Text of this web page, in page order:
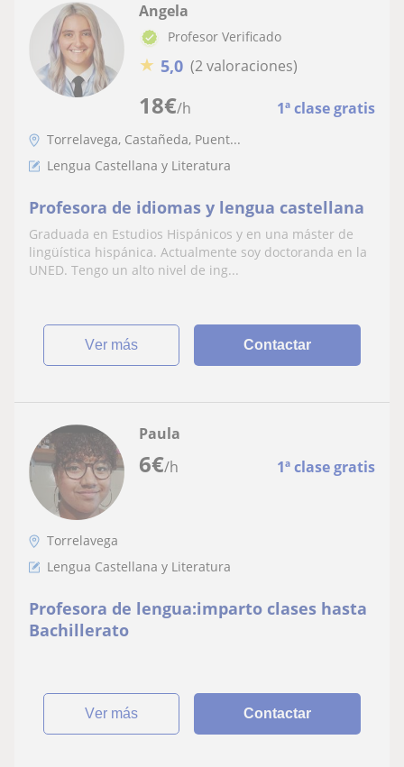
18€/h 1ª clase gratis
Angela
Profesor Verificado
★ 5,0 (2 valoraciones)
Torrelavega, Castañeda, Puent...
Lengua Castellana y Literatura
Profesora de idiomas y lengua castellana
Graduada en Estudios Hispánicos y en una máster de
lingüística hispánica. Actualmente soy doctoranda en la
UNED. Tengo un alto nivel de ing...
ver más Contactar
6€/h 1ª clase gratis
Paula
Torrelavega
Lengua Castellana y Literatura
Profesora de lengua:imparto clases hasta
Bachillerato
ver más Contactar